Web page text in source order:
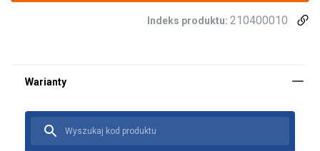
Indeks produktu: 210400010